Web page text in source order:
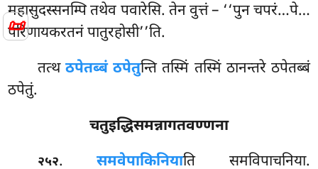
📜
महासुदस्सनम्पि तथेव पवारेसि. तेन वुत्तं – ‘‘पुन चपरं…पे…
परिणायकरतनं पातुरहोसी’’ति.
तत्थठपेतब्बं ठपेतुन्ति तस्मिं तस्मिं ठानन्तरे ठपेतब्बं
ठपेतुं.
चतुइद्धिसमन्नागतवण्णना
२५२.समवेपाकिनियाति समविपाचनिया.